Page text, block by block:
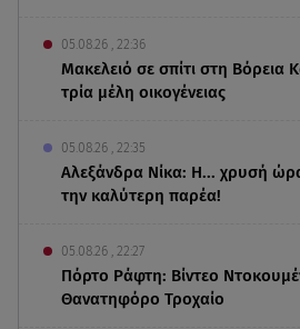
05.08.26 , 22:36
Μακελειό σε σπίτι στη Βόρεια
τρία μέλη οικογένειας
05.08.26 , 22:35
Αλεξάνδρα Νίκα: Η... χρυσή
την καλύτερη παρέα!
05.08.26 , 22:27
Πόρτο Ράφτη: Bίντεο
Θανατηφόρο Τροχαίο